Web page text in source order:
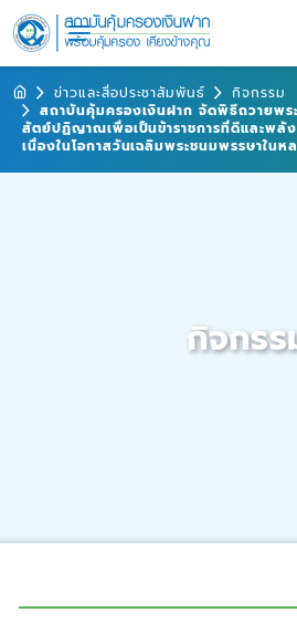
ข่าวและสื่อประชาสัมพันธ์
กิจกรรม
สถาบันคุ้มครองเงินฝาก จัดพิธีถวายพ
สัตย์ปฏิญาณเพื่อเป็นข้าราชการที่ดีและพลั
เนื่องในโอกาสวันเฉลิมพระชนมพรรษาในห
กิจกร